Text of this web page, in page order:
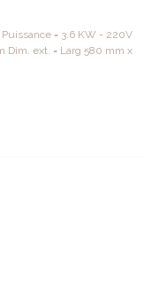
= 3.6 KW - 220V
Dim. ext. = Larg 580 mm x